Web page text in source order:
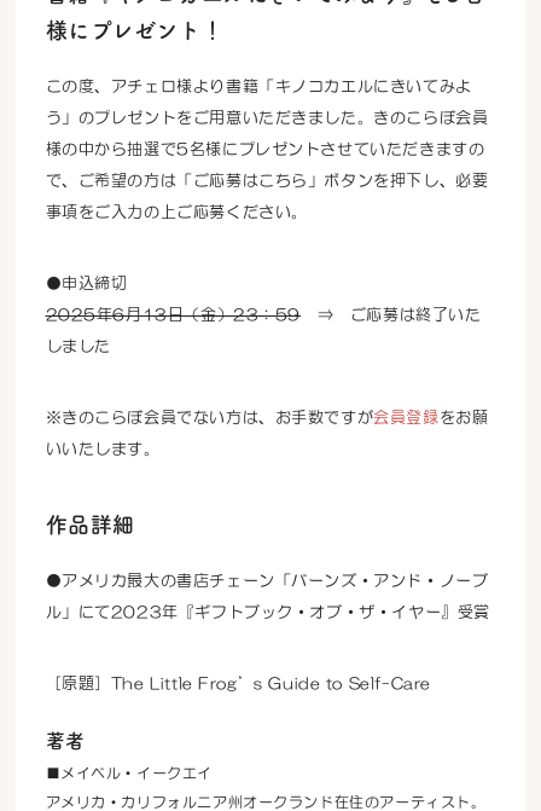
様にプレゼント！
この度、アチェロ様より書籍「キノコカエルにきいてみよ
う」のプレゼントをご用意いただきました。きのこらぼ会員
様の中から抽選で5名様にプレゼントさせていただきますの
で、ご希望の方は「ご応募はこちら」ボタンを押下し、必要
事項をご入力の上ご応募ください。
●申込締切
2025年6月13日（金）23：59 ⇒ ご応募は終了いた
しました
※きのこらぼ会員でない方は、お手数ですが会員登録 をお願
いいたします。
作品詳細
●アメリカ最大の書店チェーン「バーンズ・アンド・ノーブ
ル」にて2023年『ギフトブック・オブ・ザ・イヤー』受賞
［原題］The Little Frog’s Guide to Self-Care
著者
■メイベル・イークエイ
アメリカ・カリフォルニア州オークランド在住のアーティスト。